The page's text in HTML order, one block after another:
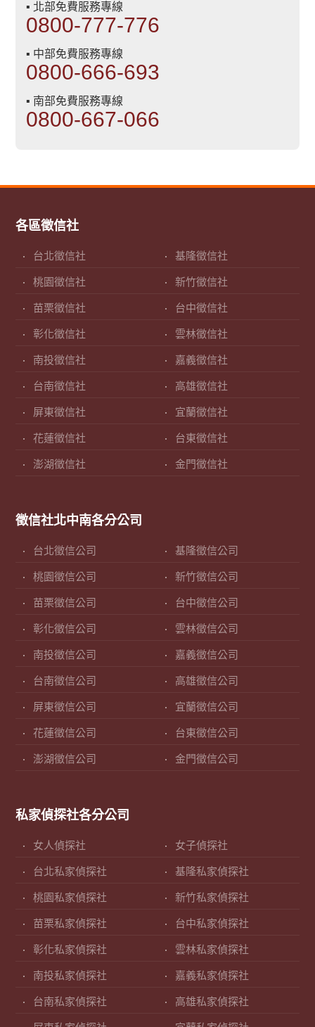
▪ 北部免費服務專線
0800-777-776
▪ 中部免費服務專線
0800-666-693
▪ 南部免費服務專線
0800-667-066
各區徵信社
台北徵信社 基隆徵信社
桃園徵信社 新竹徵信社
苗栗徵信社 台中徵信社
彰化徵信社 雲林徵信社
南投徵信社 嘉義徵信社
台南徵信社 高雄徵信社
屏東徵信社 宜蘭徵信社
花蓮徵信社 台東徵信社
澎湖徵信社 金門徵信社
徵信社北中南各分公司
台北徵信公司 基隆徵信公司
桃園徵信公司 新竹徵信公司
苗栗徵信公司 台中徵信公司
彰化徵信公司 雲林徵信公司
南投徵信公司 嘉義徵信公司
台南徵信公司 高雄徵信公司
屏東徵信公司 宜蘭徵信公司
花蓮徵信公司 台東徵信公司
澎湖徵信公司 金門徵信公司
私家偵探社各分公司
女人偵探社 女子偵探社
台北私家偵探社 基隆私家偵探社
桃園私家偵探社 新竹私家偵探社
苗栗私家偵探社 台中私家偵探社
彰化私家偵探社 雲林私家偵探社
南投私家偵探社 嘉義私家偵探社
台南私家偵探社 高雄私家偵探社